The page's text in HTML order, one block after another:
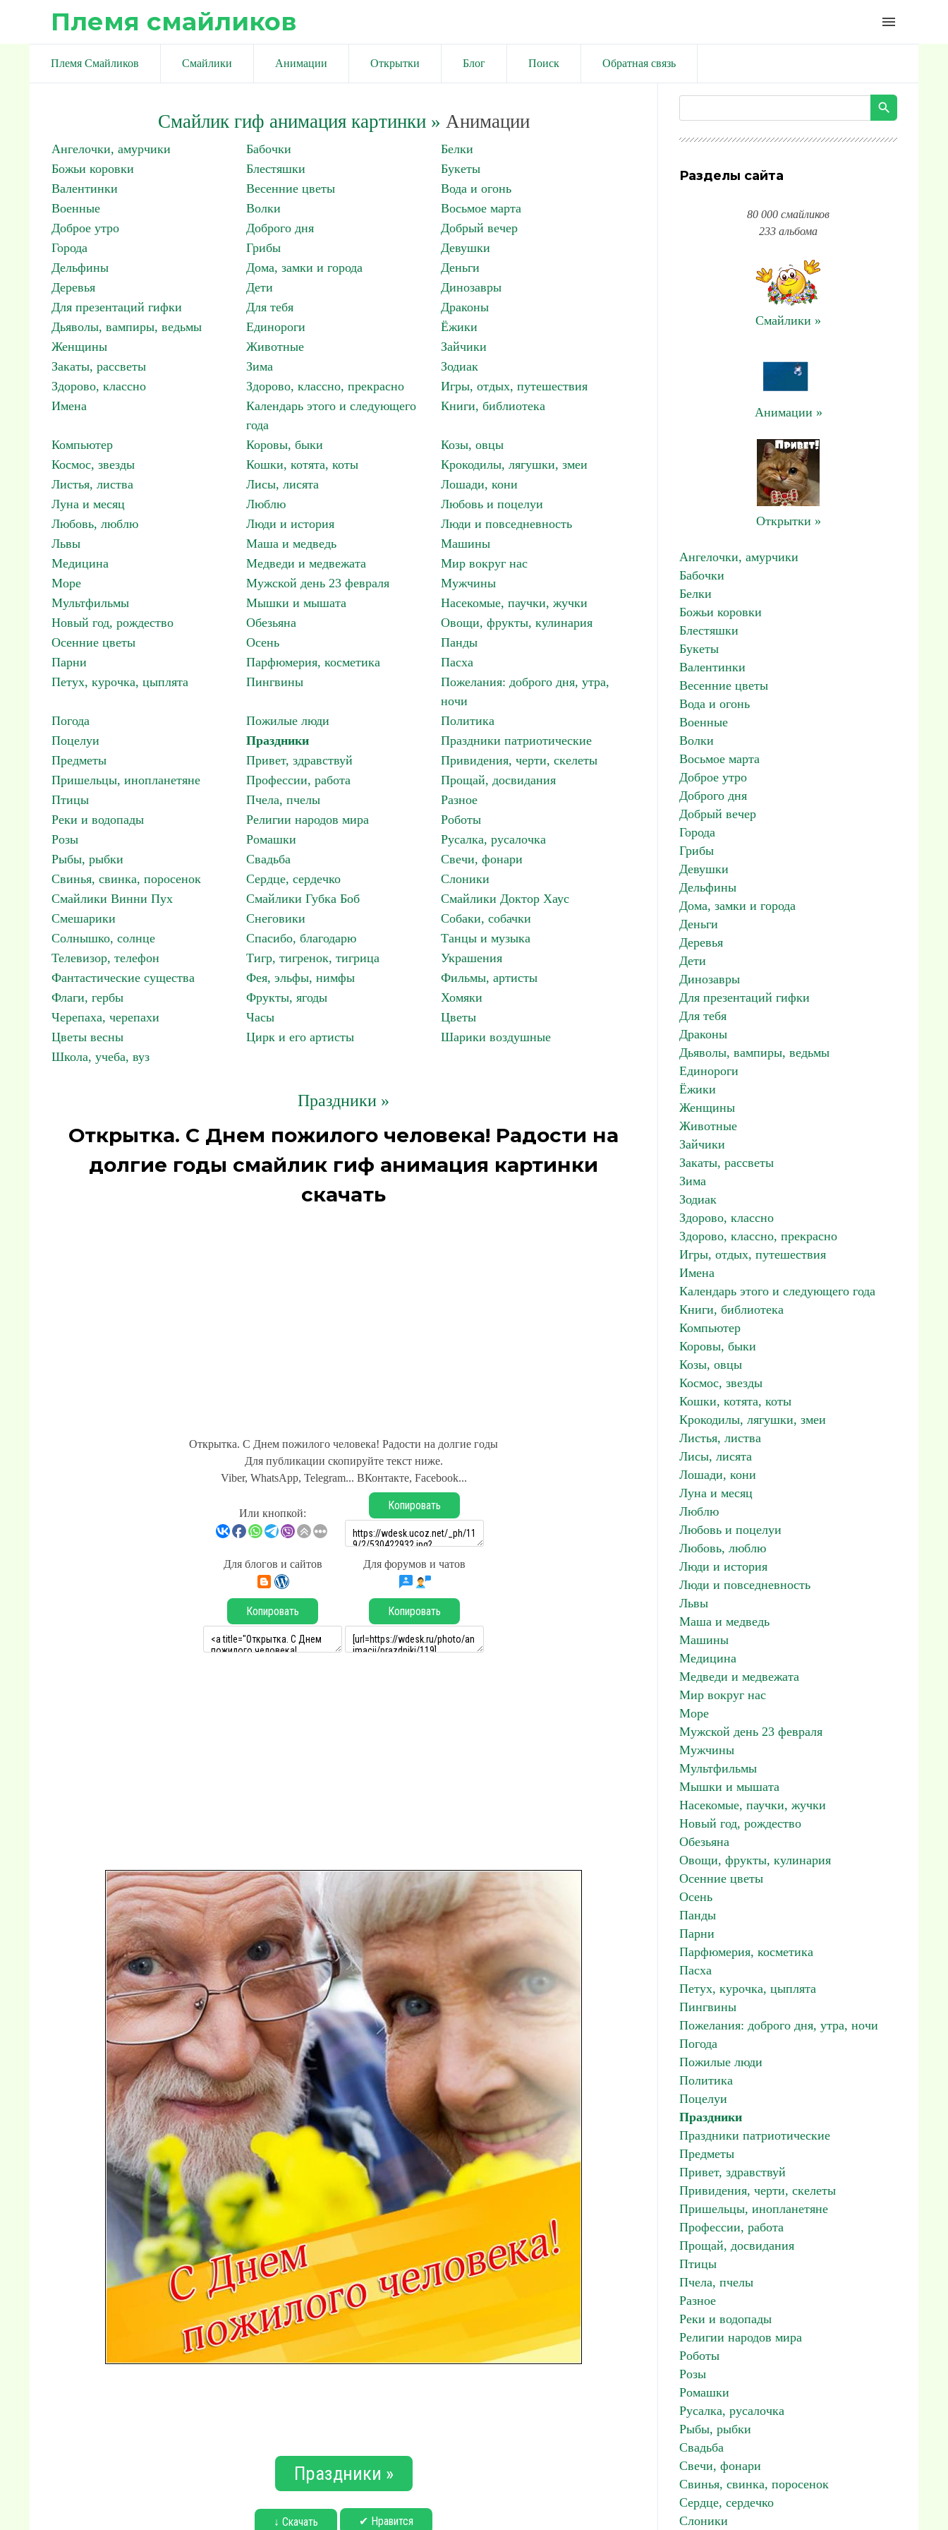
Племя смайликов menu
Племя Смайликов Смайлики Анимации Открытки Блог Поиск Обратная связь
Смайлик гиф анимация картинки» Анимации
Ангелочки, амурчики Бабочки
Белки
Божьи коровки
Блестяшки
Букеты
Валентинки
Весенние цветы
Вода и огонь
Военные
Волки
Восьмое марта
Доброе утро
Доброго дня
Добрый вечер
Города
Грибы
Девушки
Дельфины
Дома, замки и города
Деньги
Деревья
Дети
Динозавры
Для презентаций гифки
Для тебя
Драконы
Дьяволы, вампиры, ведьмы
Единороги
Ёжики
Женщины
Животные
Зайчики
Закаты, рассветы
Зима
Зодиак
Здорово, классно
Здорово, классно, прекрасно
Игры, отдых, путешествия
Имена
Календарь этого и следующего
года
Книги, библиотека
Компьютер Коровы, быки
Козы, овцы
Космос, звезды
Кошки, котята, коты
Крокодилы, лягушки, змеи
Листья, листва
Лисы, лисята
Лошади, кони
Луна и месяц
Люблю
Любовь и поцелуи
Любовь, люблю
Люди и история
Люди и повседневность
Львы
Маша и медведь
Машины
Медицина
Медведи и медвежата
Мир вокруг нас
Море
Мужской день 23 февраля
Мужчины
Мультфильмы
Мышки и мышата
Насекомые, паучки, жучки
Новый год, рождество
Обезьяна
Овощи, фрукты, кулинария
Осенние цветы
Осень
Панды
Парни
Парфюмерия, косметика
Пасха
Петух, курочка, цыплята
Пингвины
Пожелания: доброго дня, утра,
ночи
Погода
Пожилые люди
Политика
Поцелуи
Праздники
Праздники патриотические
Предметы
Привет, здравствуй
Привидения, черти, скелеты
Пришельцы, инопланетяне
Профессии, работа
Прощай, досвидания
Птицы
Пчела, пчелы
Разное
Реки и водопады
Религии народов мира
Роботы
Розы
Ромашки
Русалка, русалочка
Рыбы, рыбки
Свадьба
Свечи, фонари
Свинья, свинка, поросенок
Сердце, сердечко
Слоники
Смайлики Винни Пух
Смайлики Губка Боб
Смайлики Доктор Хаус
Смешарики
Снеговики
Собаки, собачки
Солнышко, солнце
Спасибо, благодарю
Танцы и музыка
Телевизор, телефон
Тигр, тигренок, тигрица
Украшения
Фантастические существа
Фея, эльфы, нимфы
Фильмы, артисты
Флаги, гербы
Фрукты, ягоды
Хомяки
Черепаха, черепахи
Часы
Цветы
Цветы весны
Цирк и его артисты
Шарики воздушные
Школа, учеба, вуз
Праздники »
Открытка. С Днем пожилого человека! Радости на
долгие годы смайлик гиф анимация картинки
скачать
Открытка. С Днем пожилого человека! Радости на долгие годы
Для публикации скопируйте текст ниже.
Viber, WhatsApp, Telegram... ВКонтакте, Facebook...
Или кнопкой:
Копировать
Для блогов и сайтов Для форумов и чатов
Копировать Копировать
Праздники »
↓ Скачать ✔ Нравится
Разделы сайта
80 000 смайликов
233 альбома
Смайлики »
Анимации »
Открытки »
Ангелочки, амурчики
Бабочки
Белки
Божьи коровки
Блестяшки
Букеты
Валентинки
Весенние цветы
Вода и огонь
Военные
Волки
Восьмое марта
Доброе утро
Доброго дня
Добрый вечер
Города
Грибы
Девушки
Дельфины
Дома, замки и города
Деньги
Деревья
Дети
Динозавры
Для презентаций гифки
Для тебя
Драконы
Дьяволы, вампиры, ведьмы
Единороги
Ёжики
Женщины
Животные
Зайчики
Закаты, рассветы
Зима
Зодиак
Здорово, классно
Здорово, классно, прекрасно
Игры, отдых, путешествия
Имена
Календарь этого и следующего года
Книги, библиотека
Компьютер
Коровы, быки
Козы, овцы
Космос, звезды
Кошки, котята, коты
Крокодилы, лягушки, змеи
Листья, листва
Лисы, лисята
Лошади, кони
Луна и месяц
Люблю
Любовь и поцелуи
Любовь, люблю
Люди и история
Люди и повседневность
Львы
Маша и медведь
Машины
Медицина
Медведи и медвежата
Мир вокруг нас
Море
Мужской день 23 февраля
Мужчины
Мультфильмы
Мышки и мышата
Насекомые, паучки, жучки
Новый год, рождество
Обезьяна
Овощи, фрукты, кулинария
Осенние цветы
Осень
Панды
Парни
Парфюмерия, косметика
Пасха
Петух, курочка, цыплята
Пингвины
Пожелания: доброго дня, утра, ночи
Погода
Пожилые люди
Политика
Поцелуи
Праздники
Праздники патриотические
Предметы
Привет, здравствуй
Привидения, черти, скелеты
Пришельцы, инопланетяне
Профессии, работа
Прощай, досвидания
Птицы
Пчела, пчелы
Разное
Реки и водопады
Религии народов мира
Роботы
Розы
Ромашки
Русалка, русалочка
Рыбы, рыбки
Свадьба
Свечи, фонари
Свинья, свинка, поросенок
Сердце, сердечко
Слоники